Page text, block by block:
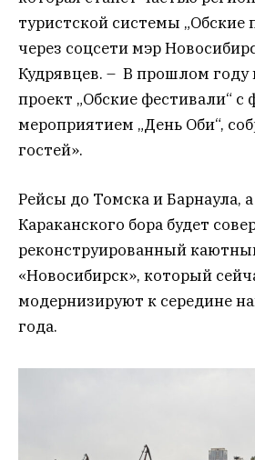
туристской системы „Обские
через соцсети мэр
Кудрявцев. – В прошлом
проект „Обские фестивали“
мероприятием „День Оби“,
гостей».
Рейсы до Томска и Барнаула,
Караканского бора будет
реконструированный
«Новосибирск», который
модернизируют к середине
года.